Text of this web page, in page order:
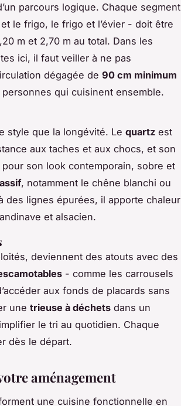
parcours logique. Chaque segment
le frigo, le frigo et l’évier - doit être
m et 2,70 m au total. Dans les
ici, il faut veiller à ne pas
dégagée de 90 cm minimum
qui cuisinent ensemble.
style que la longévité. Le quartz est
aux taches et aux chocs, et son
pour son look contemporain, sobre et
, notamment le chêne blanchi ou
lignes épurées, il apporte chaleur
et alsacien.
deviennent des atouts avec des
- comme les carrousels
aux fonds de placards sans
une trieuse à déchets dans un
le tri au quotidien. Chaque
dès le départ.
aménagement
une cuisine fonctionnelle en